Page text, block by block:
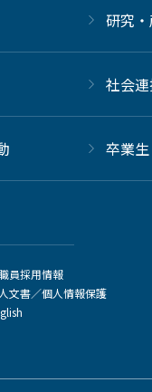
研究
社会
卒業
員採用情報
文書／個人情報保護